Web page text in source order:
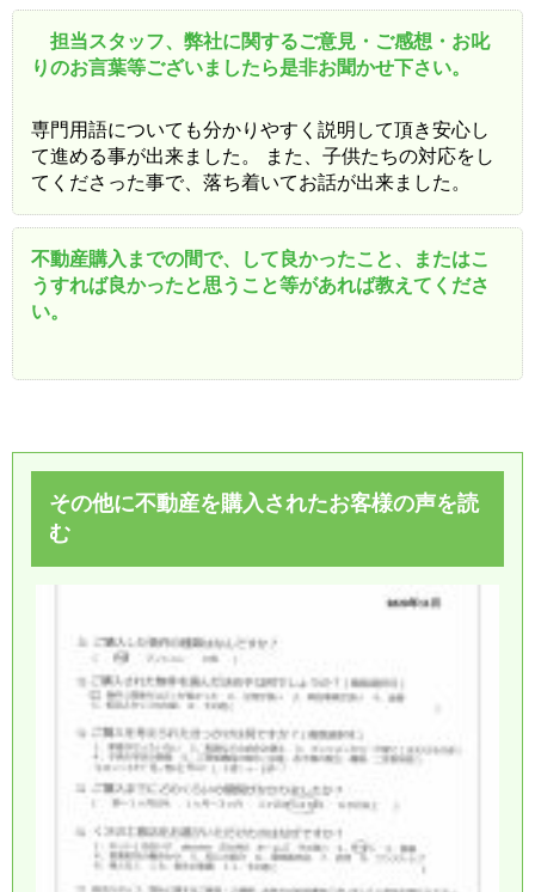
担当スタッフ、弊社に関するご意見・ご感想・お叱
りのお言葉等ございましたら是非お聞かせ下さい。
専門用語についても分かりやすく説明して頂き安心し
て進める事が出来ました。 また、子供たちの対応をし
てくださった事で、落ち着いてお話が出来ました。
不動産購入までの間で、して良かったこと、またはこ
うすれば良かったと思うこと等があれば教えてくださ
い。
その他に不動産を購入されたお客様の声を読
む